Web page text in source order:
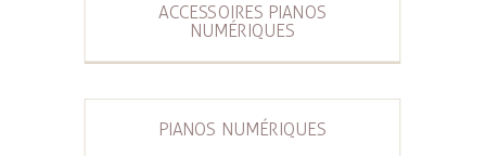
ACCESSOIRES PIANOS
NUMÉRIQUES
PIANOS NUMÉRIQUES